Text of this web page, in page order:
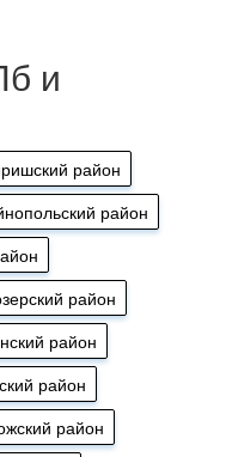
и
район
район
район
район
район
район